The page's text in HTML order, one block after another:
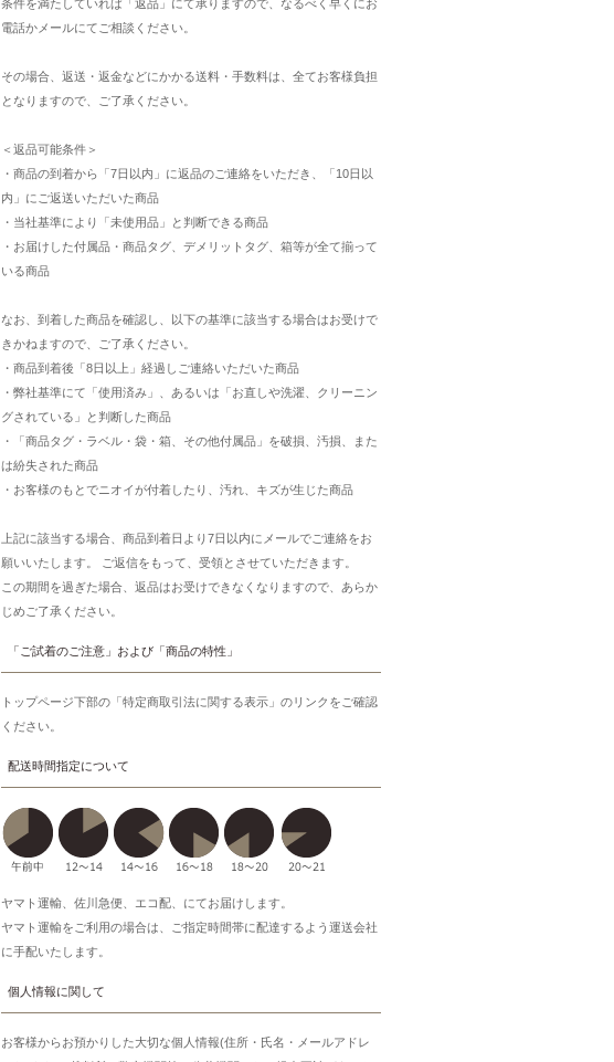
条件を満たしていれば「返品」にて承りますので、なるべく早くにお
電話かメールにてご相談ください。
その場合、返送・返金などにかかる送料・手数料は、全てお客様負担
となりますので、ご了承ください。
＜返品可能条件＞
・商品の到着から「7日以内」に返品のご連絡をいただき、「10日以
内」にご返送いただいた商品
・当社基準により「未使用品」と判断できる商品
・お届けした付属品・商品タグ、デメリットタグ、箱等が全て揃って
いる商品
なお、到着した商品を確認し、以下の基準に該当する場合はお受けで
きかねますので、ご了承ください。
・商品到着後「8日以上」経過しご連絡いただいた商品
・弊社基準にて「使用済み」、あるいは「お直しや洗濯、クリーニン
グされている」と判断した商品
・「商品タグ・ラベル・袋・箱、その他付属品」を破損、汚損、また
は紛失された商品
・お客様のもとでニオイが付着したり、汚れ、キズが生じた商品
上記に該当する場合、商品到着日より7日以内にメールでご連絡をお
願いいたします。 ご返信をもって、受領とさせていただきます。
この期間を過ぎた場合、返品はお受けできなくなりますので、あらか
じめご了承ください。
「ご試着のご注意」および「商品の特性」
トップページ下部の「特定商取引法に関する表示」のリンクをご確認
ください。
配送時間指定について
ヤマト運輸、佐川急便、エコ配、にてお届けします。
ヤマト運輸をご利用の場合は、ご指定時間帯に配達するよう運送会社
に手配いたします。
個人情報に関して
お客様からお預かりした大切な個人情報(住所・氏名・メールアドレ